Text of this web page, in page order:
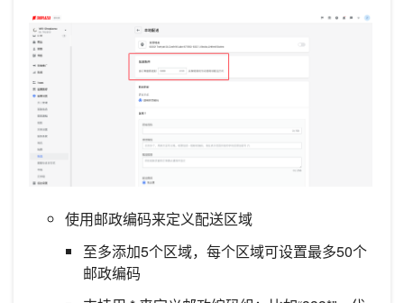
使用邮政编码来定义配送区域
至多添加5个区域，每个区域可设置最多50个
邮政编码